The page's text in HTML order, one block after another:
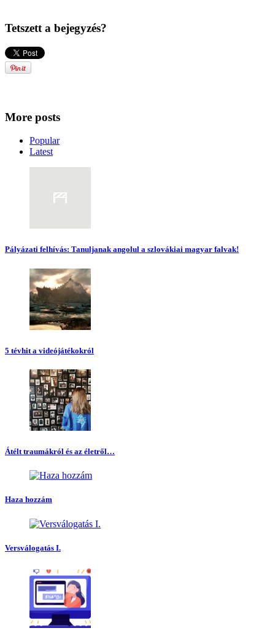
Tetszett a bejegyzés?
More posts
Popular
Latest
Pályázati felhívás: Tanuljanak angolul a szlovákiai magyar falvak!
5 tévhit a videójátékokról
Átélt traumákról és az életről…
Haza hozzám
Versválogatás I.